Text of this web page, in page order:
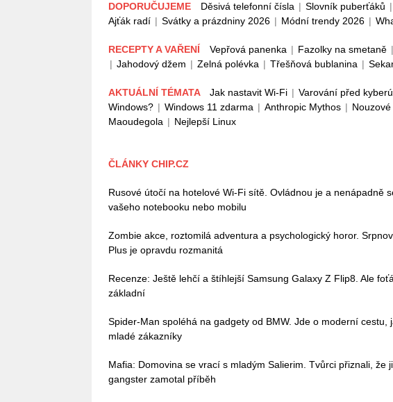
DOPORUČUJEME Děsivá telefonní čísla | Slovník puberťáků |
Ajťák radí | Svátky a prázdniny 2026 | Módní trendy 2026 |
RECEPTY A VAŘENÍ Vepřová panenka | Fazolky na smetaně |
| Jahodový džem | Zelná polévka | Třešňová bublanina |
AKTUÁLNÍ TÉMATA Jak nastavit Wi-Fi | Varování před
Windows? | Windows 11 zdarma | Anthropic Mythos |
Maoudegola | Nejlepší Linux
ČLÁNKY CHIP.CZ
Rusové útočí na hotelové Wi-Fi sítě. Ovládnou je a nenápadně
vašeho notebooku nebo mobilu
Zombie akce, roztomilá adventura a psychologický horor.
Plus je opravdu rozmanitá
Recenze: Ještě lehčí a štíhlejší Samsung Galaxy Z Flip8. Ale
základní
Spider-Man spoléhá na gadgety od BMW. Jde o moderní cestu,
mladé zákazníky
Mafia: Domovina se vrací s mladým Salierim. Tvůrci přiznali, že
gangster zamotal příběh